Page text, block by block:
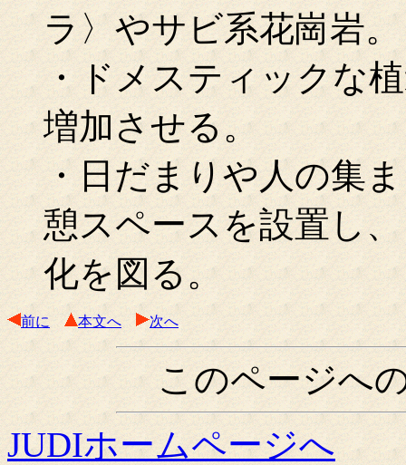
ラ〉やサビ系花崗岩。
・ドメスティックな
増加させる。
・日だまりや人の集
憩スペースを設置し
化を図る。
前に 本文へ 次へ
このページへ
JUDIホームページへ